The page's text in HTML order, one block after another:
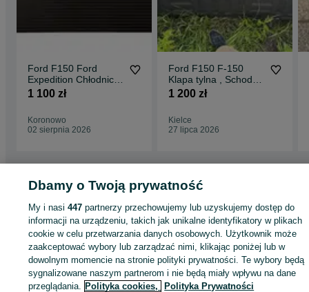
Ford F150 Ford
Expedition Chłodnica
klimatyzacji .Części z
1 100 zł
Koronowo
02 sierpnia 2026
Ford F150 F-150
Klapa tylna , Schodek
.1 200 zł
Kielce
27 lipca 2026
Strona główna Motoryzacja Części samochodowe
Pomorskie
Osobowe - Malbork
KATEGORIA
ID:924442746 Wyświetlenia:
Dbamy o Twoją prywatność
My i nasi447 partnerzy przechowujemy lub uzyskujemy dostęp do
informacji na urządzeniu, takich jak unikalne identyfikatory w plikach
cookie w celu przetwarzania danych osobowych. Użytkownik może
zaakceptować wybory lub zarządzać nimi, klikając poniżej lub w
dowolnym momencie na stronie polityki prywatności. Te wybory będą
sygnalizowane naszym partnerom i nie będą miały wpływu na dane
przeglądania. Polityka cookies, Polityka Prywatności